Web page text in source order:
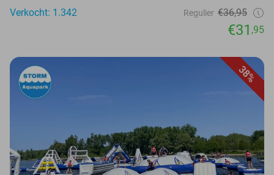
Verkocht: 1.342
Regulier €36,95
€31 ,95
38%